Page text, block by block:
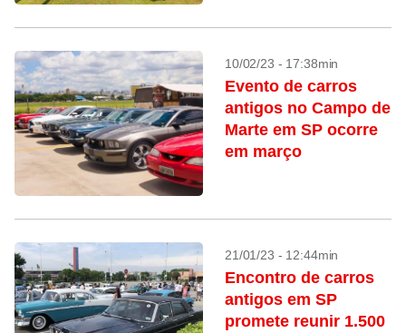
10/02/23 - 17:38min
Evento de carros
antigos no Campo de
Marte em SP ocorre
em março
21/01/23 - 12:44min
Encontro de carros
antigos em SP
promete reunir 1.500